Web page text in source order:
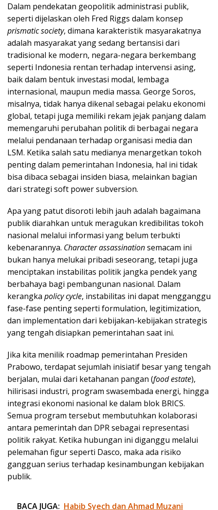
Dalam pendekatan geopolitik administrasi publik,
seperti dijelaskan oleh Fred Riggs dalam konsep
prismatic society, dimana karakteristik masyarakatnya
adalah masyarakat yang sedang bertansisi dari
tradisional ke modern, negara-negara berkembang
seperti Indonesia rentan terhadap intervensi asing,
baik dalam bentuk investasi modal, lembaga
internasional, maupun media massa. George Soros,
misalnya, tidak hanya dikenal sebagai pelaku ekonomi
global, tetapi juga memiliki rekam jejak panjang dalam
memengaruhi perubahan politik di berbagai negara
melalui pendanaan terhadap organisasi media dan
LSM. Ketika salah satu medianya menargetkan tokoh
penting dalam pemerintahan Indonesia, hal ini tidak
bisa dibaca sebagai insiden biasa, melainkan bagian
dari strategi soft power subversion.
Apa yang patut disoroti lebih jauh adalah bagaimana
publik diarahkan untuk meragukan kredibilitas tokoh
nasional melalui informasi yang belum terbukti
kebenarannya. Character assassinationsemacam ini
bukan hanya melukai pribadi seseorang, tetapi juga
menciptakan instabilitas politik jangka pendek yang
berbahaya bagi pembangunan nasional. Dalam
kerangka policy cycle, instabilitas ini dapat mengganggu
fase-fase penting seperti formulation, legitimization,
dan implementation dari kebijakan-kebijakan strategis
yang tengah disiapkan pemerintahan saat ini.
Jika kita menilik roadmap pemerintahan Presiden
Prabowo, terdapat sejumlah inisiatif besar yang tengah
berjalan, mulai dari ketahanan pangan (food estate),
hilirisasi industri, program swasembada energi, hingga
integrasi ekonomi nasional ke dalam blok BRICS.
Semua program tersebut membutuhkan kolaborasi
antara pemerintah dan DPR sebagai representasi
politik rakyat. Ketika hubungan ini diganggu melalui
pelemahan figur seperti Dasco, maka ada risiko
gangguan serius terhadap kesinambungan kebijakan
publik.
BACA JUGA: Habib Syech dan Ahmad Muzani